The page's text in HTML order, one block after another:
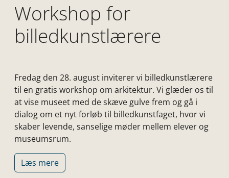
Workshop for
billedkunstlærere
Fredag den 28. august inviterer vi billedkunstlærere
til en gratis workshop om arkitektur. Vi glæder os til
at vise museet med de skæve gulve frem og gå i
dialog om et nyt forløb til billedkunstfaget, hvor vi
skaber levende, sanselige møder mellem elever og
museumsrum.
Læs mere